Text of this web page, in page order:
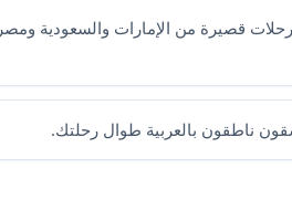
رحلات قصيرة من الإمارات والسعودية
ناطقون بالعربية طوال رحلتك.